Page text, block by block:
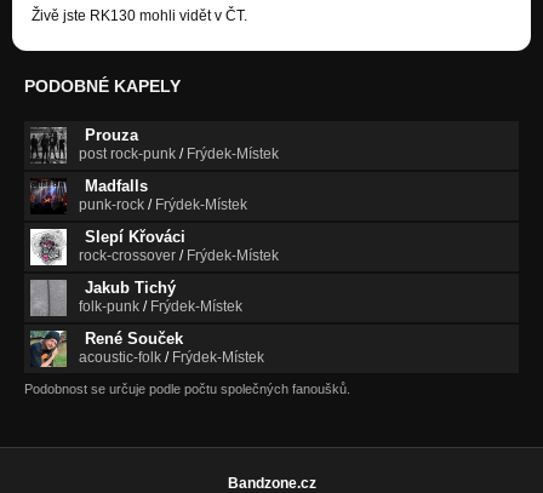
Touha (DEMO 2000)
Nezařazeno
Feelin Blue (DEMO 1998)
Nezařazeno
I Wanna Be Alone (DEMO 1998)
Nezařazeno
InThe Garden Of The Sound (DEMO 1998)
Nezařazeno
Živě jste RK130 mohli vidět v ČT.
PODOBNÉ KAPELY
Prouza
post rock-punk / Frýdek-Místek
Madfalls
punk-rock / Frýdek-Místek
Slepí Křováci
rock-crossover / Frýdek-Místek
Jakub Tichý
folk-punk / Frýdek-Místek
René Souček
acoustic-folk / Frýdek-Místek
Podobnost se určuje podle počtu společných fanoušků.
Bandzone.cz